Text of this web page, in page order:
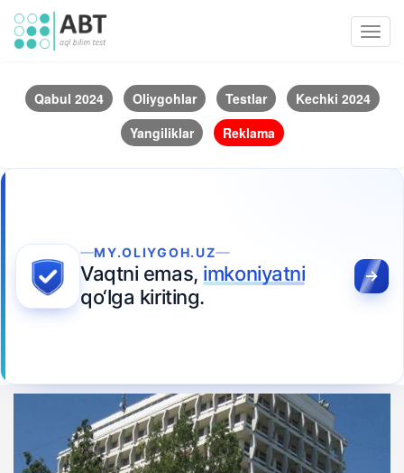
Qabul 2024 Oliygohlar Testlar
Kechki 2024
Yangiliklar
Reklama
MY.OLIYGOH.UZ
Vaqtni emas, imkoniyatni
qo‘lga kiriting.